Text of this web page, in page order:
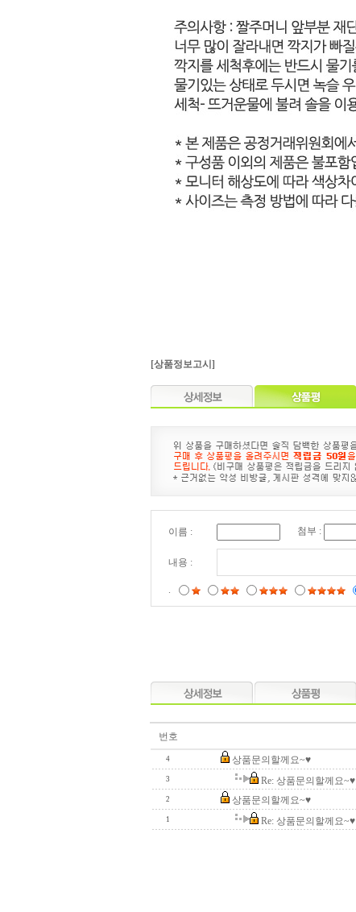
[상품정보고시]
이름 : 첨부 :
내용 :
.
번호
4 상품문의할께요~♥
3 Re: 상품문의할께요~♥
2 상품문의할께요~♥
1 Re: 상품문의할께요~♥